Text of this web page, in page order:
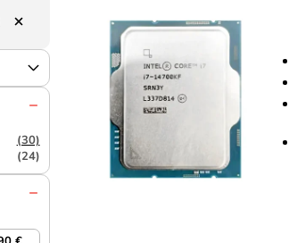
(30)
(24)